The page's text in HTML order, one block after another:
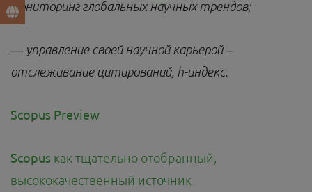
мониторинг глобальных научных трендов;
— управление своей научной карьерой –
отслеживание цитирований, h-индекс.
Scopus Preview
Scopus как тщательно отобранный,
высококачественный источник